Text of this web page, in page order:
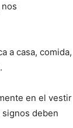
a casa, comida,
en el vestir
deben